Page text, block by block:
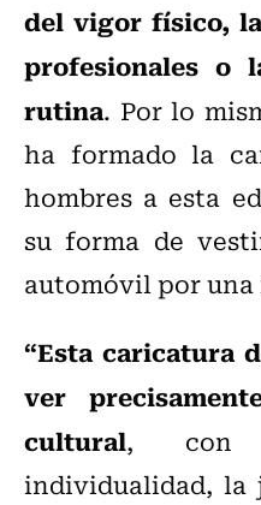
del vigor físico,
profesionales o
rutina. Por lo
ha formado la
hombres a esta
su forma de
automóvil por una
“Esta caricatura
ver
cultural, con
individualidad, la